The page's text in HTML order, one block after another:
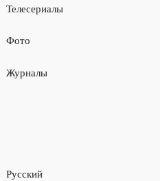
Телесериалы
Фото
Журналы
Русский